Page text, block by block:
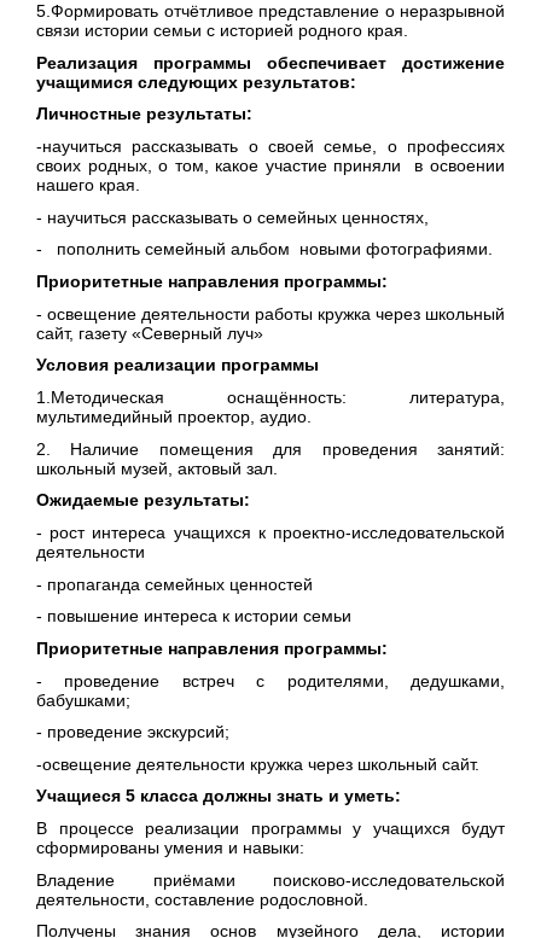
5.Формировать отчётливое представление о неразрывной
связи истории семьи с историей родного края.
Реализация программы обеспечивает достижение
учащимися следующих результатов:
Личностные результаты:
-научиться рассказывать о своей семье, о профессиях
своих родных, о том, какое участие приняли в освоении
нашего края.
- научиться рассказывать о семейных ценностях,
- пополнить семейный альбом новыми фотографиями.
Приоритетные направления программы:
- освещение деятельности работы кружка через школьный
сайт, газету «Северный луч»
Условия реализации программы
1.Методическая оснащённость: литература,
мультимедийный проектор, аудио.
2. Наличие помещения для проведения занятий:
школьный музей, актовый зал.
Ожидаемые результаты:
- рост интереса учащихся к проектно-исследовательской
деятельности
- пропаганда семейных ценностей
- повышение интереса к истории семьи
Приоритетные направления программы:
- проведение встреч с родителями, дедушками,
бабушками;
- проведение экскурсий;
-освещение деятельности кружка через школьный сайт.
Учащиеся 5 класса должны знать и уметь:
В процессе реализации программы у учащихся будут
сформированы умения и навыки:
Владение приёмами поисково-исследовательской
деятельности, составление родословной.
Получены знания основ музейного дела, истории